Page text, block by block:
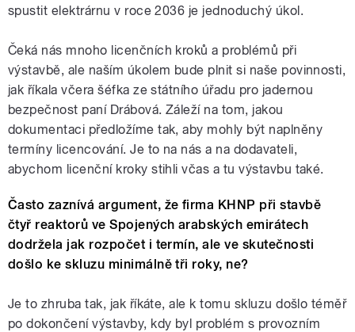
spustit elektrárnu v roce 2036 je jednoduchý úkol.
Čeká nás mnoho licenčních kroků a problémů při
výstavbě, ale naším úkolem bude plnit si naše povinnosti,
jak říkala včera šéfka ze státního úřadu pro jadernou
bezpečnost paní Drábová. Záleží na tom, jakou
dokumentaci předložíme tak, aby mohly být naplněny
termíny licencování. Je to na nás a na dodavateli,
abychom licenční kroky stihli včas a tu výstavbu také.
Často zaznívá argument, že firma KHNP při stavbě
čtyř reaktorů ve Spojených arabských emirátech
dodržela jak rozpočet i termín, ale ve skutečnosti
došlo ke skluzu minimálně tři roky, ne?
Je to zhruba tak, jak říkáte, ale k tomu skluzu došlo téměř
po dokončení výstavby, kdy byl problém s provozním